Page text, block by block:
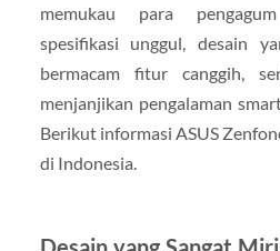
memukau para
spesifikasi unggul, desain
bermacam fitur canggih,
menjanjikan pengalaman
Berikut informasi ASUS
di Indonesia.